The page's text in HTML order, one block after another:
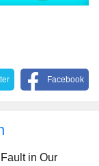
Facebook
in Our